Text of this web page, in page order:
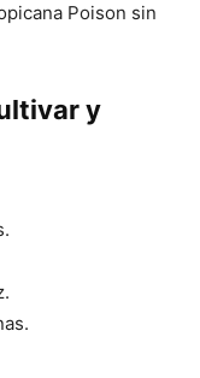
Poison sin
y
.